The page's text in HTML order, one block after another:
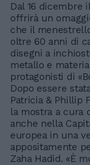
Dal 16 dicembre
offrirà un
che il
oltre 60 anni di
disegni a
metallo e
protagonisti di
Dopo essere
Patricia & Phillip
la mostra a cura
anche nella
europea in una
appositamente
Zaha Hadid. «È